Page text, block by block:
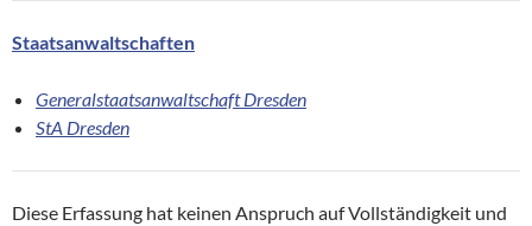
Staatsanwaltschaften
Generalstaatsanwaltschaft Dresden
StA Dresden
Diese Erfassung hat keinen Anspruch auf Vollständigkeit und